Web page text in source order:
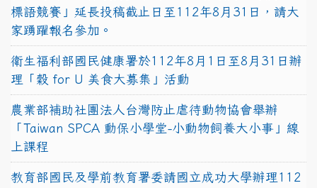
標語競賽」延長投稿截止日至112年8月31日，請大
家踴躍報名參加。
衛生福利部國民健康署於112年8月1日至8月31日辦
理「穀 for U 美食大募集」活動
農業部補助社團法人台灣防止虐待動物協會舉辦
「Taiwan SPCA 動保小學堂-小動物飼養大小事」線
上課程
教育部國民及學前教育署委請國立成功大學辦理112